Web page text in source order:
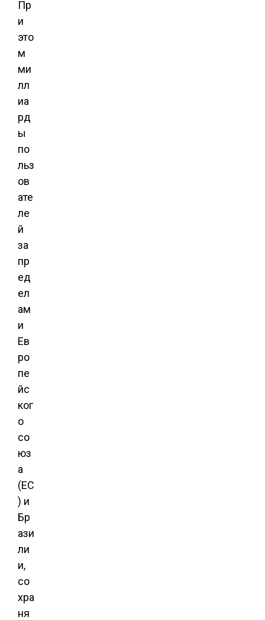
Пр
и
это
м
ми
лл
иа
рд
ы
по
льз
ов
ате
ле
й
за
пр
ед
ел
ам
и
Ев
ро
пе
йс
ког
о
со
юз
а
(ЕС
) и
Бр
ази
ли
и,
со
хра
ня